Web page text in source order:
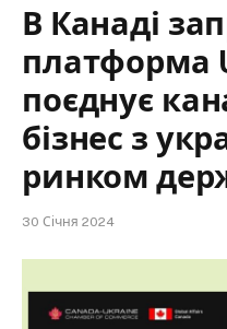
В Канаді
платформа
поєднує
бізнес з
ринком
30 Січня 2024